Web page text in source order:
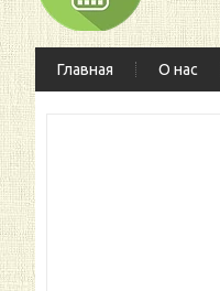
Главная О нас